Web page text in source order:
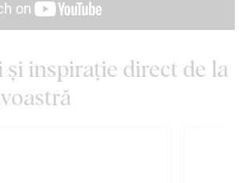
și inspirație direct de la